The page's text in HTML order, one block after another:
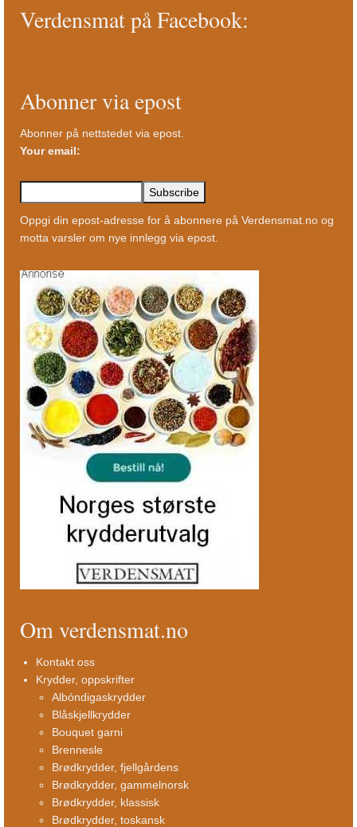
Verdensmat på Facebook:
Abonner via epost
Abonner på nettstedet via epost.
Your email:
Oppgi din epost-adresse for å abonnere på Verdensmat.no og
motta varsler om nye innlegg via epost.
Om verdensmat.no
Kontakt oss
Krydder, oppskrifter
Albóndigaskrydder
Blåskjellkrydder
Bouquet garni
Brennesle
Brødkrydder, fjellgårdens
Brødkrydder, gammelnorsk
Brødkrydder, klassisk
Brødkrydder, toskansk